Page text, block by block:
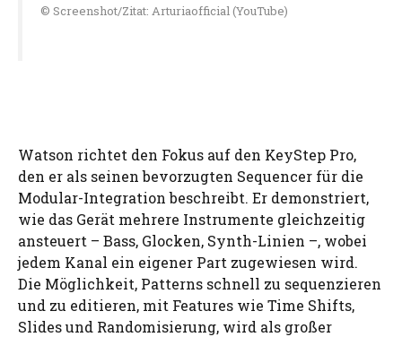
© Screenshot/Zitat: Arturiaofficial (YouTube)
Watson richtet den Fokus auf den KeyStep Pro,
den er als seinen bevorzugten Sequencer für die
Modular-Integration beschreibt. Er demonstriert,
wie das Gerät mehrere Instrumente gleichzeitig
ansteuert – Bass, Glocken, Synth-Linien –, wobei
jedem Kanal ein eigener Part zugewiesen wird.
Die Möglichkeit, Patterns schnell zu sequenzieren
und zu editieren, mit Features wie Time Shifts,
Slides und Randomisierung, wird als großer